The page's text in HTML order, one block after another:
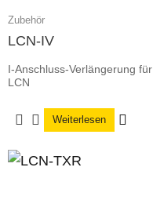
Zubehör
LCN-IV
I-Anschluss-Verlängerung für
LCN
Weiterlesen